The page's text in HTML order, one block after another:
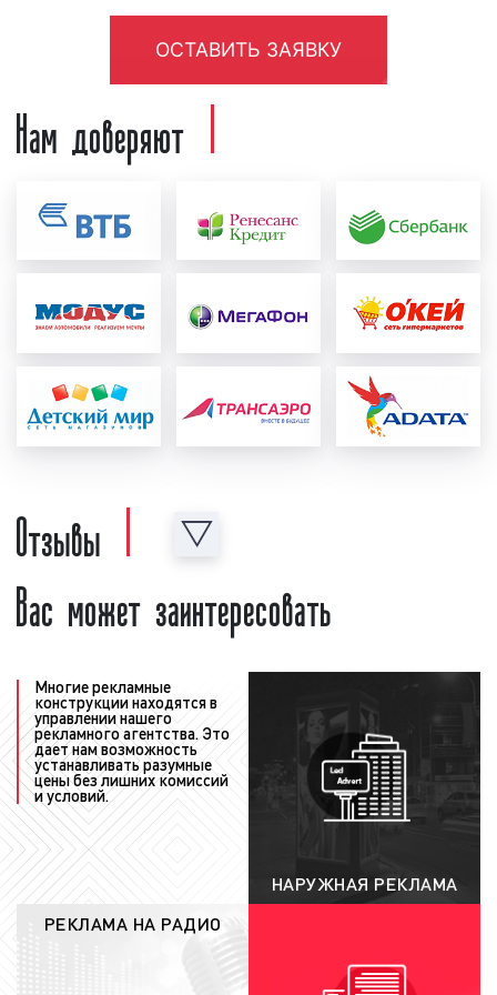
концепцию рекламы, примерный текст,
условия акции, контакты и адреса. Также
рекламодатель может предоставить иную
информацию, важную с его точки зрения.
После создания рекламный ролик
ФЗ «О рекламе». Ролик проверяется как
юристами нашей компании, так и юристами
радиостанции. При необходимости в
рекламный материал вносятся
соответствующие корректировки и
формирование медиаплана:
после создания и
проверки рекламного ролика формируется
график выхода рекламы в эфире
радиостанции, который называется
важная информация, а именно: период
размещения рекламного ролика в эфире
радиостанции, точное время выхода рекламы,
количество выходов рекламы за период, доля
прайма, стоимость рекламной кампании на
содержаться иная информация, важная с
точки зрения размещения рекламы на радио;
согласование медиаплана с
рекламодателем : после того, как график
рекламы (медиаплан) сформирован, наши
менеджеры согласуют его с заказчиком.
При необходимости в медиаплан
вносятся корректировки с учетом
замечаний, сделанных заказчиком.
Рекламодатель может менять время
выхода рекламы, количество выходов
рекламы в день и за период, долю
ОСТАВИТЬ ЗАЯВКУ
Нам доверяют
Отзывы
Вас может заинтересовать
Многие рекламные
конструкции находятся в
управлении нашего
рекламного агентства. Это
дает нам возможность
устанавливать разумные
цены без лишних комиссий
и условий.
НАРУЖНАЯ РЕКЛАМА
РЕКЛАМА НА РАДИО